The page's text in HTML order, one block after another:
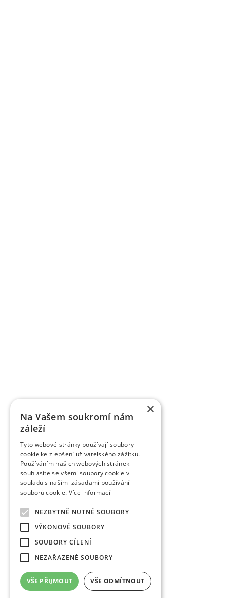
×
Na Vašem soukromí nám
záleží
Tyto webové stránky používají soubory
cookie ke zlepšení uživatelského zážitku.
Používáním našich webových stránek
souhlasíte se všemi soubory cookie v
souladu s našimi zásadami používání
souborů cookie. Více informací
NEZBYTNĚ NUTNÉ SOUBORY
VÝKONOVÉ SOUBORY
SOUBORY CÍLENÍ
NEZAŘAZENÉ SOUBORY
VŠE PŘIJMOUT VŠE ODMÍTNOUT